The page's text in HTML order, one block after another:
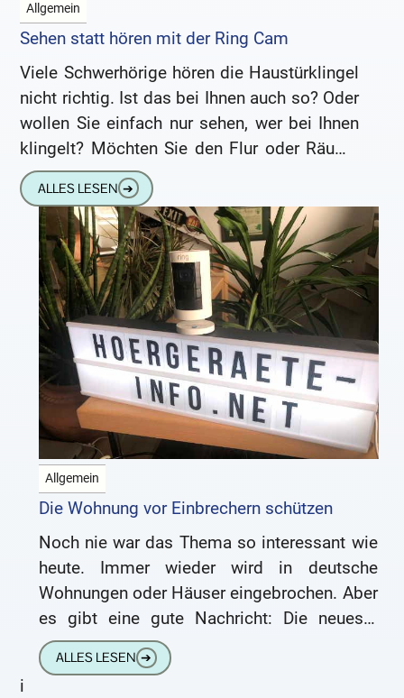
Allgemein
Sehen statt hören mit der Ring Cam
Viele Schwerhörige hören die Haustürklingel
nicht richtig. Ist das bei Ihnen auch so? Oder
wollen Sie einfach nur sehen, wer bei Ihnen
klingelt? Möchten Sie den Flur oder Räume
in
ALLES LESEN ➔
Allgemein
Die Wohnung vor Einbrechern schützen
Noch nie war das Thema so interessant wie
heute. Immer wieder wird in deutsche
Wohnungen oder Häuser eingebrochen. Aber
es gibt eine gute Nachricht: Die neueste
polizeiliche Kriminalstatistik des
Bundesinnenministeriums
ALLES LESEN ➔
i